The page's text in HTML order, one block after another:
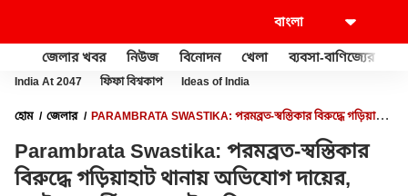
জেলার খবর নিউজ বিনোদন খেলা ব্যবসা-বাণিজ্যের
India At 2047 ফিফা বিশ্বকাপ Ideas of India
হোম জেলার
PARAMBRATA SWASTIKA: পরমব্রত-স্বস্তিকার বিরুদ্ধে গড়িয়াহাট
Parambrata Swastika: পরমব্রত-স্বস্তিকার
বিরুদ্ধে গড়িয়াহাট থানায় অভিযোগ দায়ের,